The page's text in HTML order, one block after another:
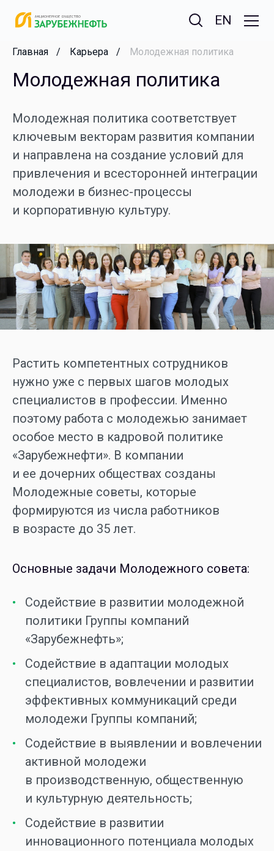
EN
Главная Карьера Молодежная политика
Молодежная политика
Молодежная политика соответствует
ключевым векторам развития компании
и направлена на создание условий для
привлечения и всесторонней интеграции
молодежи в бизнес-процессы
и корпоративную культуру.
Растить компетентных сотрудников
нужно уже с первых шагов молодых
специалистов в профессии. Именно
поэтому работа с молодежью занимает
особое место в кадровой политике
«Зарубежнефти». В компании
и ее дочерних обществах созданы
Молодежные советы, которые
формируются из числа работников
в возрасте до 35 лет.
Основные задачи Молодежного совета:
Cодействие в развитии молодежной
политики Группы компаний
«Зарубежнефть»;
Cодействие в адаптации молодых
специалистов, вовлечении и развитии
эффективных коммуникаций среди
молодежи Группы компаний;
Cодействие в выявлении и вовлечении
активной молодежи
в производственную, общественную
и культурную деятельность;
Cодействие в развитии
инновационного потенциала молодых